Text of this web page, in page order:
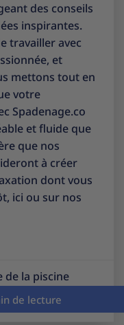
des conseils
inspirantes.
travailler avec
et
mettons tout en
votre
Spadenage.co
et fluide que
que nos
à créer
dont vous
ici ou sur nos
de la piscine